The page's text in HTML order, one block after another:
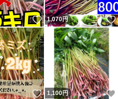
いいね！
1,070円
いいね！
1,100円